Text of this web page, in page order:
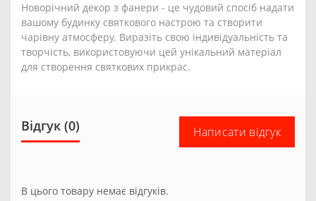
Новорічний декор з фанери - це чудовий спосіб надати
вашому будинку святкового настрою та створити
чарівну атмосферу. Виразіть свою індивідуальність та
творчість, використовуючи цей унікальний матеріал
для створення святкових прикрас.
Відгук (0) Написати відгук
В цього товару немає відгуків.